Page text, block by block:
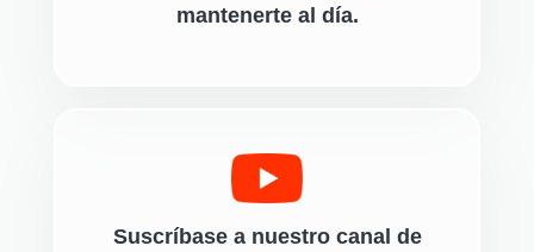
mantenerte al día.
Suscríbase a nuestro canal de